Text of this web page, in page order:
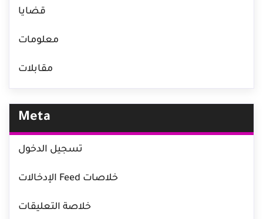
قضايا
معلومات
مقابلات
Meta
تسجيل الدخول
خلاصات Feed الإدخالات
خلاصة التعليقات